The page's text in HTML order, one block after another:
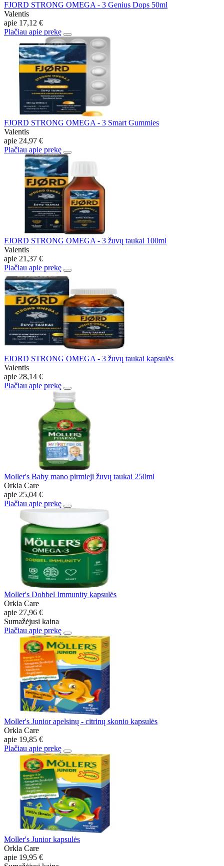
FJORD STRONG OMEGA - 3 Genius Dops 50ml
Valentis
apie 17,12 €
Plačiau apie prekę
FJORD STRONG OMEGA - 3 Smart Gummies
Valentis
apie 24,97 €
Plačiau apie prekę
FJORD STRONG OMEGA - 3 žuvų taukai 100ml
Valentis
apie 21,37 €
Plačiau apie prekę
FJORD STRONG OMEGA - 3 žuvų taukai kapsulės
Valentis
apie 28,14 €
Plačiau apie prekę
Moller's Baby mano pirmieji žuvų taukai 250ml
Orkla Care
apie 25,04 €
Plačiau apie prekę
Moller's Dobbel Immunity kapsulės
Orkla Care
apie 27,96 €
Sumažėjusi kaina
Plačiau apie prekę
Moller's Junior apelsinų - citrinų skonio kapsulės
Orkla Care
apie 19,85 €
Plačiau apie prekę
Moller's Junior kapsulės
Orkla Care
apie 19,95 €